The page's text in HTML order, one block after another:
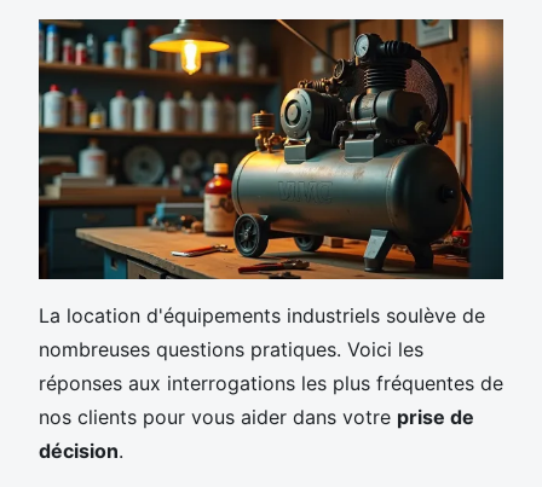
La location d'équipements industriels soulève de
nombreuses questions pratiques. Voici les
réponses aux interrogations les plus fréquentes de
nos clients pour vous aider dans votre prise de
décision.